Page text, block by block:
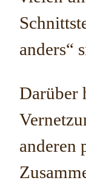
anders“
Darüber
anderen